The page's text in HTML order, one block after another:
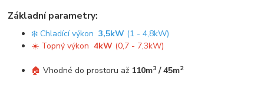
Základní parametry:
❄️ Chladící výkon3,5kW (1 - 4,8kW)
☀️ Topný výkon4kW (0,7 - 7,3kW)
🏠Vhodné do prostoru až 110m3 / 45m2